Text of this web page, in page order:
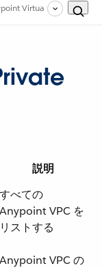
Virtual Private Cloud
説明
すべての
Anypoint VPC を
リストする
Anypoint VPC の